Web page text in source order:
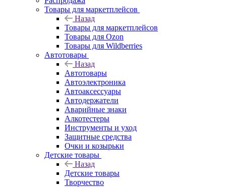
Товары для маркетплейсов
Назад
Товары для маркетплейсов
Товары для Ozon
Товары для Wildberries
Автотовары
Назад
Автотовары
Автоэлектроника
Автоаксессуары
Автодержатели
Аварийные знаки
Алкотестеры
Инструменты и уход
Защитные средства
Очки и козырьки
Детские товары
Назад
Детские товары
Творчество